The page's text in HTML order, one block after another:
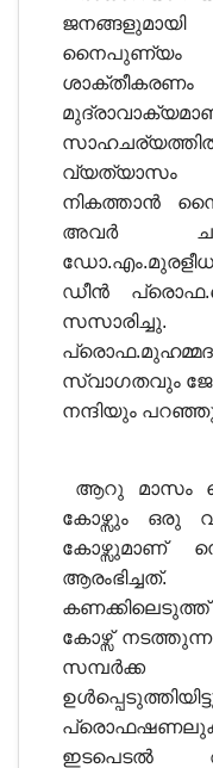
നൈപുണ്യം
നികത്താന്‍
അവര്‍
ഡീന്‍
സ്വാഗതവും
നന്ദിയും
ആറു മാസം
കോഴ്സും ഒരു
കോഴ്സുമാണ്
കോഴ്സ്
സമ്പര്‍ക്ക
ഇടപെടല്‍